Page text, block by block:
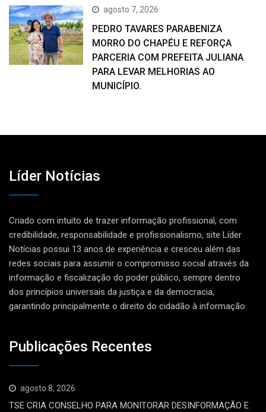
agosto 7, 2026
PEDRO TAVARES PARABENIZA
MORRO DO CHAPÉU E REFORÇA
PARCERIA COM PREFEITA JULIANA
PARA LEVAR MELHORIAS AO
MUNICÍPIO.
Líder Notícias
Criado com intuito de trazer informação profissional, com
credibilidade, responsabilidade e profissionalismo, site Líder
Notícias possui 13 anos de experiência e cresceu além das
redes sociais para assumir o compromisso social através da
informação e fiscalização do poder público, sempre dentro
dos princípios universais da justiça e da democracia,
garantindo principalmente o direito do cidadão à informação.
Publicações Recentes
agosto 8, 2026
TSE CRIA CONSELHO PARA MONITORAR DESINFORMAÇÃO E